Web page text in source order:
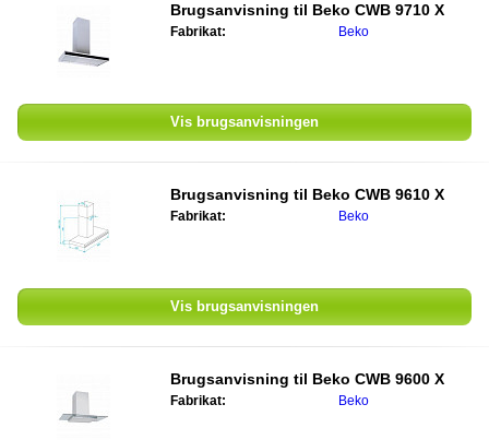
Brugsanvisning til Beko CWB 9710 X
Fabrikat: Beko
Vis brugsanvisningen
Brugsanvisning til Beko CWB 9610 X
Fabrikat: Beko
Vis brugsanvisningen
Brugsanvisning til Beko CWB 9600 X
Fabrikat: Beko